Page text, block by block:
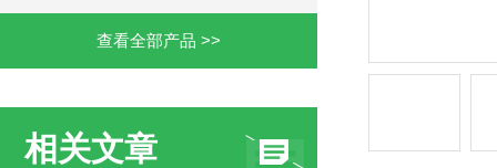
查看全部产品 >>
相关文章